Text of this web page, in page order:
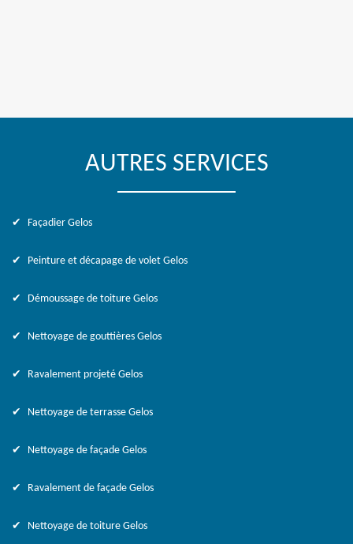
AUTRES SERVICES
Façadier Gelos
Peinture et décapage de volet Gelos
Démoussage de toiture Gelos
Nettoyage de gouttières Gelos
Ravalement projeté Gelos
Nettoyage de terrasse Gelos
Nettoyage de façade Gelos
Ravalement de façade Gelos
Nettoyage de toiture Gelos